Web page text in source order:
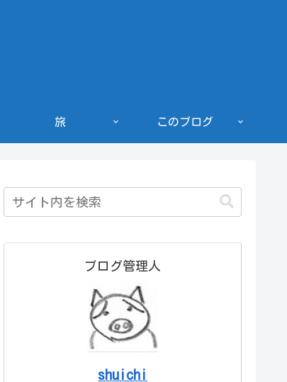
旅 このブログ
ブログ管理人
shuichi